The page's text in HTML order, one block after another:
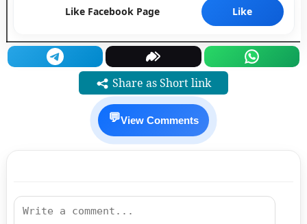
Like Facebook Page Like
Share as Short link
💬View Comments